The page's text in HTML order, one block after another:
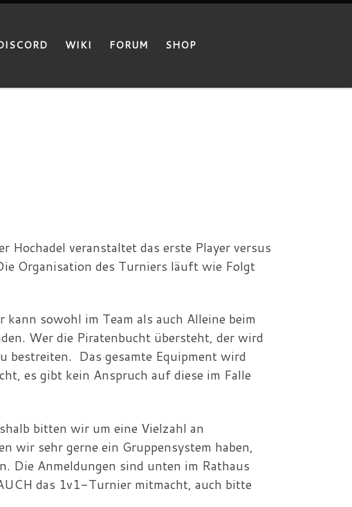
WIKI FORUM SHOP
Hochadel veranstaltet das erste Player versus
Organisation des Turniers läuft wie Folgt
sowohl im Team als auch Alleine beim
Wer die Piratenbucht übersteht, der wird
bestreiten. Das gesamte Equipment wird
es gibt kein Anspruch auf diese im Falle
bitten wir um eine Vielzahl an
wir sehr gerne ein Gruppensystem haben,
Die Anmeldungen sind unten im Rathaus
das 1v1-Turnier mitmacht, auch bitte